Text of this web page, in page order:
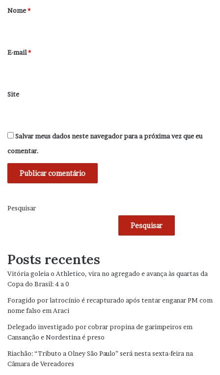
r
*
Nome*
E-mail*
Site
Salvar meus dados neste navegador para a próxima vez que eu
comentar.
Pesquisar
Pesquisar
Posts recentes
Vitória goleia o Athletico, vira no agregado e avança às quartas da
Copa do Brasil: 4 a 0
Foragido por latrocínio é recapturado após tentar enganar PM com
nome falso em Araci
Delegado investigado por cobrar propina de garimpeiros em
Cansanção e Nordestina é preso
Riachão: “Tributo a Olney São Paulo” será nesta sexta-feira na
Câmara de Vereadores